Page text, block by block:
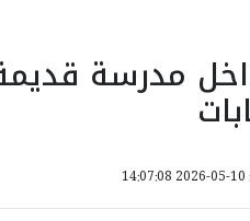
مدرسة